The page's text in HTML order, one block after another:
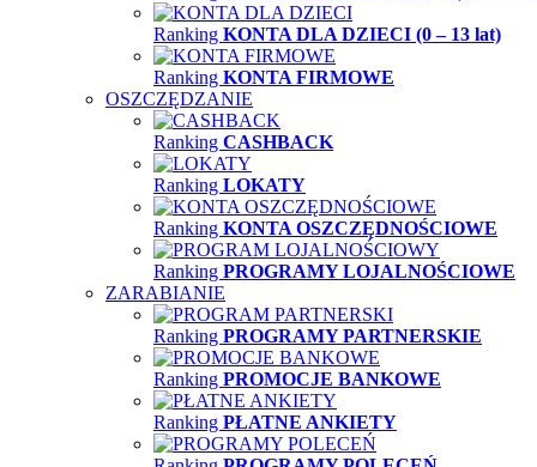
Ranking KONTA DLA DZIECI (0 – 13 lat)
Ranking KONTA FIRMOWE
OSZCZĘDZANIE
Ranking CASHBACK
Ranking LOKATY
Ranking KONTA OSZCZĘDNOŚCIOWE
Ranking PROGRAMY LOJALNOŚCIOWE
ZARABIANIE
Ranking PROGRAMY PARTNERSKIE
Ranking PROMOCJE BANKOWE
Ranking PŁATNE ANKIETY